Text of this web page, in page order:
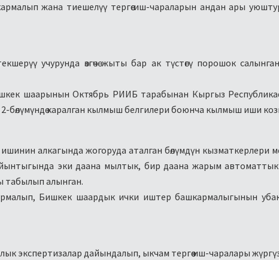
жана тиешелүү тергөө иш-чараларын андан ары
учурунда өзгөчө жыты бар ак түстөгү порошок
шаарынын Октябрь РИИБ тарабынан Кыргыз
бөлүмүндө каралган кылмыш белгилери боюнча кылмыш иши
алкагында жогоруда аталган бөлүмдүн кызматкерлери
эки даана мылтык, бир даана жарым автоматтык
табылып алынган.
Бишкек шаардык ички иштер башкармалыгынын
экспертизалар дайындалып, ыкчам тергөө иш-чаралары